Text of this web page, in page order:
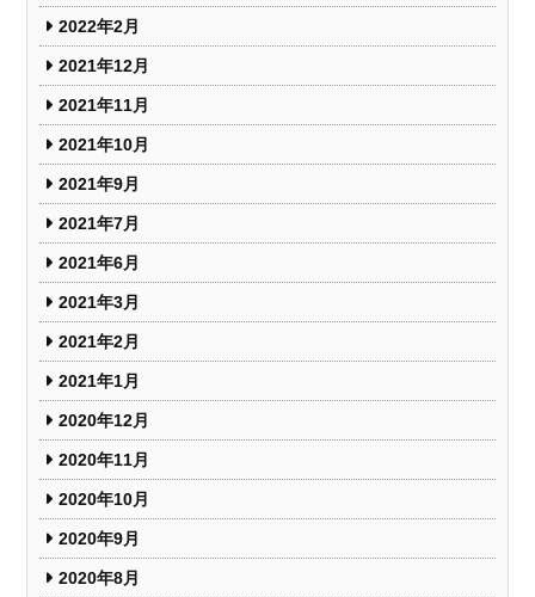
2022年2月
2021年12月
2021年11月
2021年10月
2021年9月
2021年7月
2021年6月
2021年3月
2021年2月
2021年1月
2020年12月
2020年11月
2020年10月
2020年9月
2020年8月